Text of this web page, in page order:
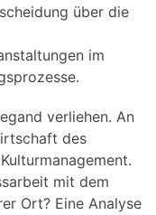
über die
im
verliehen. An
des
mit dem
Ort? Eine Analyse